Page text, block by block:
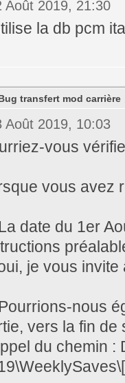
Août 2019, 21:30
la db pcm
transfert mod carrière
Août 2019, 10:03
vous
vous avez
date du 1er
je vous
nous
vers la fin de
du chemin :